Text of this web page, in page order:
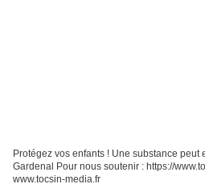
Protégez vos enfants ! Une substance peut
Gardenal Pour nous soutenir : https://
www.tocsin-media.fr